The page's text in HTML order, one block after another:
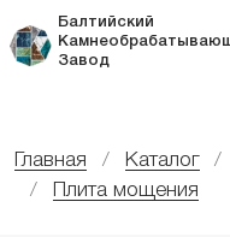
Балтийский
Завод
Главная Каталог
Плита мощения